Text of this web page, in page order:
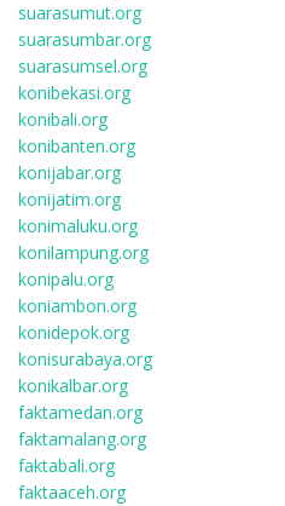
suarasumut.org
suarasumbar.org
suarasumsel.org
konibekasi.org
konibali.org
konibanten.org
konijabar.org
konijatim.org
konimaluku.org
konilampung.org
konipalu.org
koniambon.org
konidepok.org
konisurabaya.org
konikalbar.org
faktamedan.org
faktamalang.org
faktabali.org
faktaaceh.org